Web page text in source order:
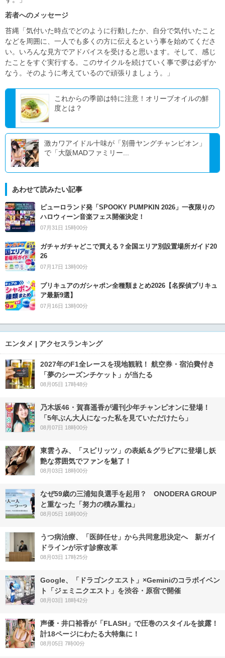
若者へのメッセージ
苔縄「気付いた時点でどのように行動したか、自分で気付いたこと
などを周囲に、一人でも多くの方に伝えるという事を始めてくださ
い。いろんな見方でアドバイスを受けると思います。そして、感じ
たことをすぐ実行する。このサイクルを続けていく事で夢は必ずか
なう。そのように考えているので頑張りましょう。」
これからの季節は特に注意！オリーブオイルの鮮
度とは？
激カワアイドル十味が「別冊ヤングチャンピオン」
で「大阪MADファミリー...
あわせて読みたい記事
ピューロランド発「SPOOKY PUMPKIN 2026」一夜限りの
ハロウィーン音楽フェス開催決定！
07月31日 15時00分
ガチャガチャどこで買える？全国エリア別設置場所ガイド20
26
07月17日 13時00分
プリキュアのガシャポン全種類まとめ2026【名探偵プリキュ
ア最新9選】
07月16日 13時00分
エンタメ | アクセスランキング
2027年のF1全レースを現地観戦！ 航空券・宿泊費付き
「夢のシーズンチケット」が当たる
08月05日 17時48分
乃木坂46・賀喜遥香が週刊少年チャンピオンに登場！
「5年ぶん大人になった私を見ていただけたら」
08月07日 18時00分
東雲うみ、「スピリッツ」の表紙＆グラビアに登場し妖
艶な雰囲気でファンを魅了！
08月03日 18時00分
なぜ59歳の三浦知良選手を起用？ ONODERA GROUP
と重なった「努力の積み重ね」
08月05日 16時00分
うつ病治療、「医師任せ」から共同意思決定へ 新ガイ
ドラインが示す診療改革
08月03日 17時25分
Google、「ドラゴンクエスト」×Geminiのコラボイベン
ト「ジェミニクエスト」を渋谷・原宿で開催
08月03日 18時42分
声優・井口裕香が「FLASH」で圧巻のスタイルを披露！
計18ページにわたる大特集に！
08月05日 7時00分